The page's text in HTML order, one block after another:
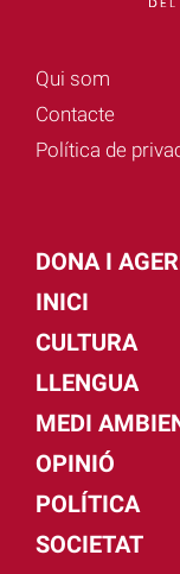
Qui som
Contacte
Política de
DONA I
INICI
CULTURA
LLENGUA
MEDI
OPINIÓ
POLÍTICA
SOCIETAT